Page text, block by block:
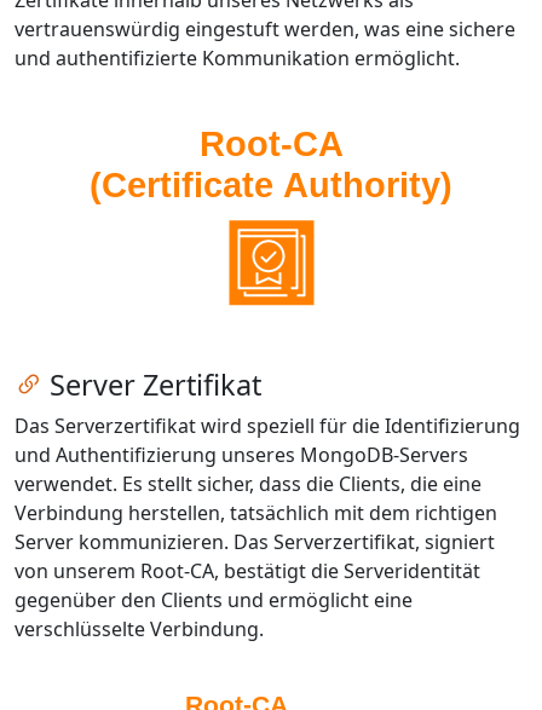
vertrauenswürdig eingestuft werden, was eine sichere
und authentifizierte Kommunikation ermöglicht.
Zum Kapitel springen
Server Zertifikat
Das Serverzertifikat wird speziell für die Identifizierung
und Authentifizierung unseres MongoDB-Servers
verwendet. Es stellt sicher, dass die Clients, die eine
Verbindung herstellen, tatsächlich mit dem richtigen
Server kommunizieren. Das Serverzertifikat, signiert
von unserem Root-CA, bestätigt die Serveridentität
gegenüber den Clients und ermöglicht eine
verschlüsselte Verbindung.